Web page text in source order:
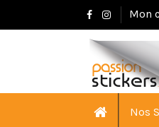
Mon
Nos